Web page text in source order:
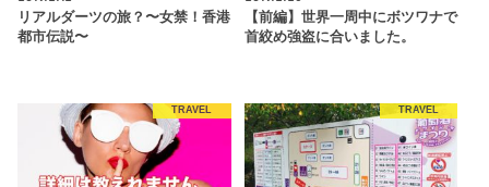
リアルダーツの旅？〜女禁！香港
都市伝説〜
【前編】世界一周中にボツワナで
首絞め強盗に合いました。
TRAVEL TRAVEL